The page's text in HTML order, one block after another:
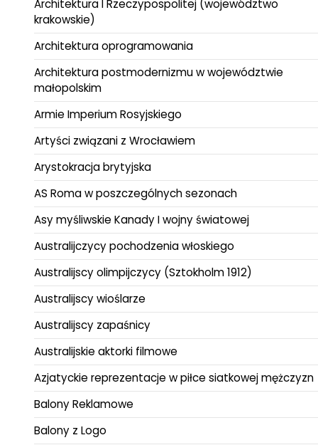
Architektura I Rzeczypospolitej (województwo
krakowskie)
Architektura oprogramowania
Architektura postmodernizmu w województwie
małopolskim
Armie Imperium Rosyjskiego
Artyści związani z Wrocławiem
Arystokracja brytyjska
AS Roma w poszczególnych sezonach
Asy myśliwskie Kanady I wojny światowej
Australijczycy pochodzenia włoskiego
Australijscy olimpijczycy (Sztokholm 1912)
Australijscy wioślarze
Australijscy zapaśnicy
Australijskie aktorki filmowe
Azjatyckie reprezentacje w piłce siatkowej mężczyzn
Balony Reklamowe
Balony z Logo